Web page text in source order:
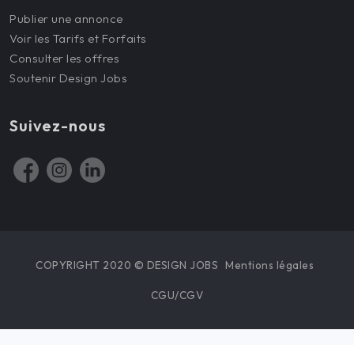
Publier une annonce
Voir les Tarifs et Forfaits
Consulter les offres
Soutenir Design Jobs
Suivez-nous
COPYRIGHT 2020 © DESIGN JOBS Mentions légales
CGU/CGV